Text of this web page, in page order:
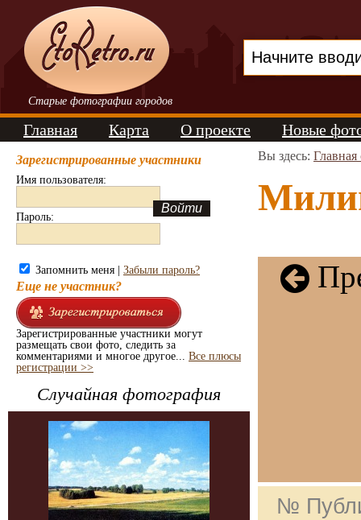
Старые фотографии городов
Главная Карта О проекте Новые
Зарегистрированные участники
Имя пользователя:
Пароль:
Запомнить меня | Забыли пароль?
Еще не участник?
Зарегистрированные участники могут
размещать свои фото, следить за
комментариями и многое другое... Все плюсы
регистрации >>
Случайная фотография
Вы здесь: Главная
№